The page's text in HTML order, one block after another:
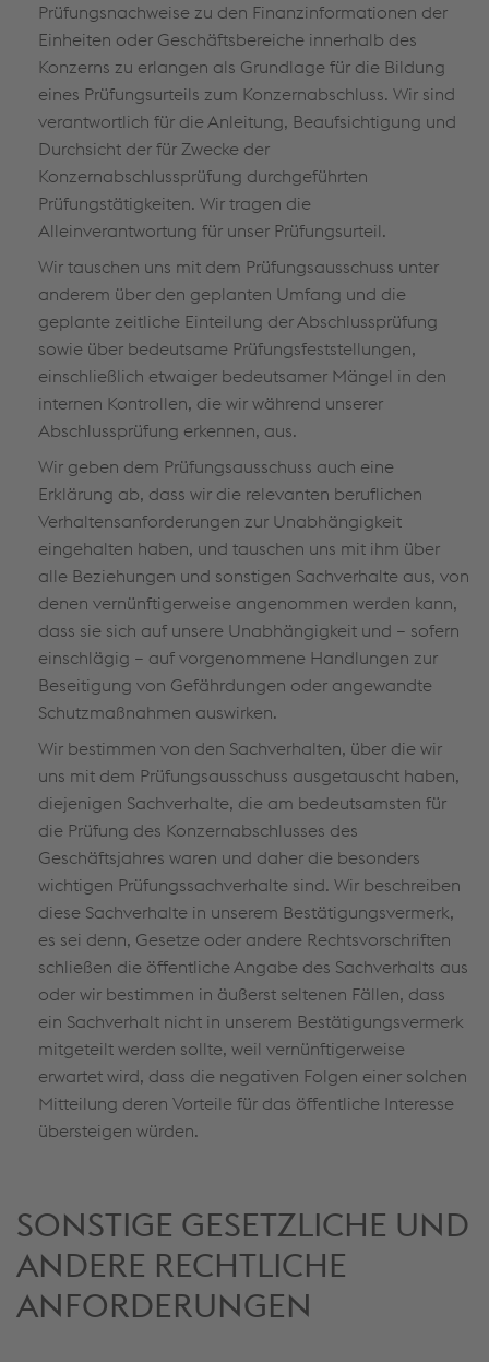
Prüfungsnachweise zu den Finanzinformationen der
Einheiten oder Geschäftsbereiche innerhalb des
Konzerns zu erlangen als Grundlage für die Bildung
eines Prüfungsurteils zum Konzernabschluss. Wir sind
verantwortlich für die Anleitung, Beaufsichtigung und
Durchsicht der für Zwecke der
Konzernabschlussprüfung durchgeführten
Prüfungstätigkeiten. Wir tragen die
Alleinverantwortung für unser Prüfungsurteil.
Wir tauschen uns mit dem Prüfungsausschuss unter
anderem über den geplanten Umfang und die
geplante zeitliche Einteilung der Abschlussprüfung
sowie über bedeutsame Prüfungsfeststellungen,
einschließlich etwaiger bedeutsamer Mängel in den
internen Kontrollen, die wir während unserer
Abschlussprüfung erkennen, aus.
Wir geben dem Prüfungsausschuss auch eine
Erklärung ab, dass wir die relevanten beruflichen
Verhaltensanforderungen zur Unabhängigkeit
eingehalten haben, und tauschen uns mit ihm über
alle Beziehungen und sonstigen Sachverhalte aus, von
denen vernünftigerweise angenommen werden kann,
dass sie sich auf unsere Unabhängigkeit und – sofern
einschlägig – auf vorgenommene Handlungen zur
Beseitigung von Gefährdungen oder angewandte
Schutzmaßnahmen auswirken.
Wir bestimmen von den Sachverhalten, über die wir
uns mit dem Prüfungsausschuss ausgetauscht haben,
diejenigen Sachverhalte, die am bedeutsamsten für
die Prüfung des Konzernabschlusses des
Geschäftsjahres waren und daher die besonders
wichtigen Prüfungssachverhalte sind. Wir beschreiben
diese Sachverhalte in unserem Bestätigungsvermerk,
es sei denn, Gesetze oder andere Rechtsvorschriften
schließen die öffentliche Angabe des Sachverhalts aus
oder wir bestimmen in äußerst seltenen Fällen, dass
ein Sachverhalt nicht in unserem Bestätigungsvermerk
mitgeteilt werden sollte, weil vernünftigerweise
erwartet wird, dass die negativen Folgen einer solchen
Mitteilung deren Vorteile für das öffentliche Interesse
übersteigen würden.
SONSTIGE GESETZLICHE UND
ANDERE RECHTLICHE
ANFORDERUNGEN